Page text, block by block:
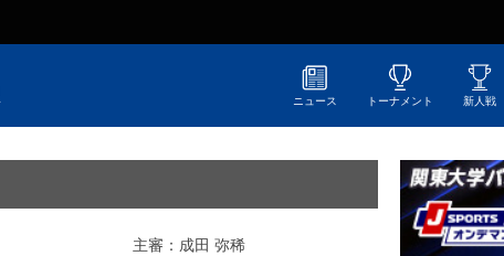
ニュース トーナメント 新人戦
主審：成田 弥稀